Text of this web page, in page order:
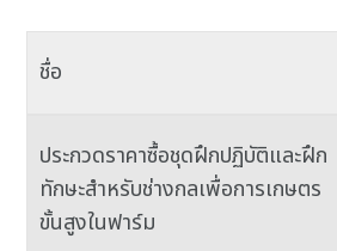
ชื่อ
ประกวดราคาซื้อชุดฝึกปฏิบัติและฝึก
ทักษะสำหรับช่างกลเพื่อการเกษตร
ขั้นสูงในฟาร์ม